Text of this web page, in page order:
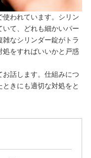
われています。シリン
いて、どれも細かいパー
なシリンダー錠がトラ
処をすればいいかと戸惑
話します。仕組みにつ
きにも適切な対処をと